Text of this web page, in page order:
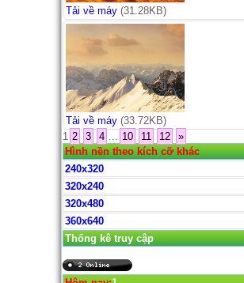
Tải về máy(31.28KB)
Tải về máy(33.72KB)
1 2 3 4 ... 10 11 12
»
Hình nền theo kích cỡ khác
240x320
320x240
320x480
360x640
Thống kê truy cập